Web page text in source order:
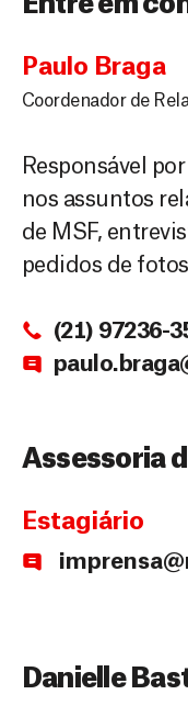
Paulo Braga
Coordenador de
Responsável
nos assuntos
de MSF,
pedidos de
(21) 97236-
Assessoria
Estagiário
Danielle